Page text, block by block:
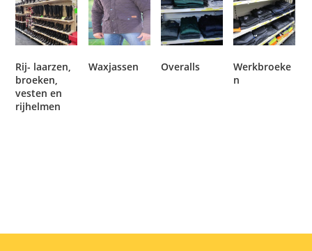
Rij- laarzen,
broeken,
vesten en
rijhelmen
Waxjassen Overalls
Werkbroeke
n